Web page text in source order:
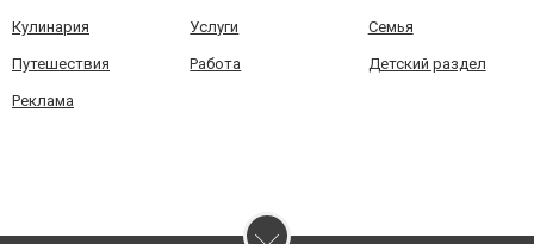
Кулинария Услуги Семья
Путешествия Работа Детский раздел
Реклама